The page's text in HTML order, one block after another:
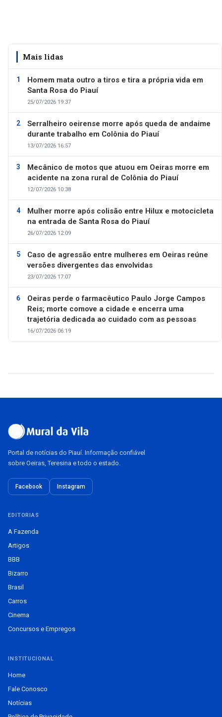
Mais lidas
Homem mata outro a tiros e tira a própria vida em
Santa Rosa do Piauí
25/07/2026 19:37
Serralheiro oeirense morre após queda de andaime
durante trabalho em Colônia do Piauí
13/07/2026 16:57
Mecânico de motos que atuou em Oeiras morre em
acidente na zona rural de Colônia do Piauí
12/07/2026 10:38
Mulher morre após colisão entre Hilux e motocicleta
na entrada de Santa Rosa do Piauí
26/07/2026 12:09
Caso de agressão entre mulheres em Oeiras reúne
versões divergentes das envolvidas
23/07/2026 17:07
Oeiras perde o farmacêutico Paulo Jorge Campos
Reis; morte comove a cidade e encerra uma
trajetória dedicada ao cuidado com as pessoas
16/07/2026 06:19
Portal de notícias do Piauí. Informação confiável
sobre Oeiras, Teresina e todo o estado.
Facebook Instagram
EDITORIAS
A Fazenda
Artigos
BBB
Bizarro
Brasil
Carros
Cinema
Concursos e Empregos
INSTITUCIONAL
Home
Fale Conosco
Notícias